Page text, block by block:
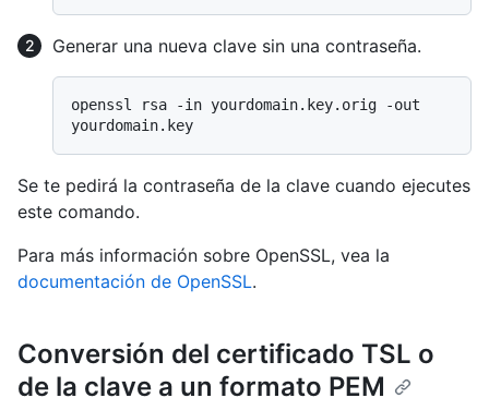
Generar una nueva clave sin una contraseña.
openssl rsa -in yourdomain.key.orig -out
Se te pedirá la contraseña de la clave cuando ejecutes
este comando.
Para más información sobre OpenSSL, vea la
documentación de OpenSSL.
Conversión del certificado TSL o
de la clave a un formato PEM